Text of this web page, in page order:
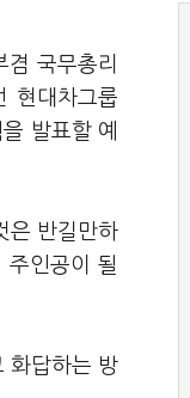
국무총리
현대차그룹
발표할 예
은 반길만하
인공이 될
화답하는 방